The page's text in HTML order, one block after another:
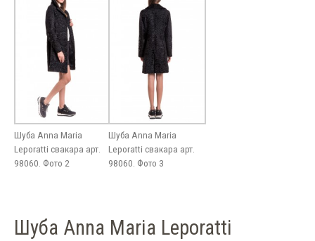
Шуба Anna Maria
Leporatti свакара арт.
98060. Фото 2
Шуба Anna Maria
Leporatti свакара арт.
98060. Фото 3
Шуба Anna Maria Leporatti